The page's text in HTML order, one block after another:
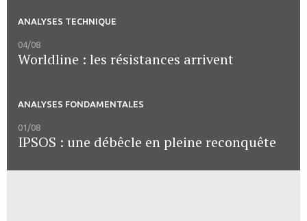
ANALYSES TECHNIQUE
04/08
Worldline : les résistances arrivent
ANALYSES FONDAMENTALES
01/08
IPSOS : une débêcle en pleine reconquête